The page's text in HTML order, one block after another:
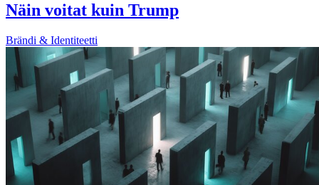
Näin voitat kuin Trump
Brändi & Identiteetti